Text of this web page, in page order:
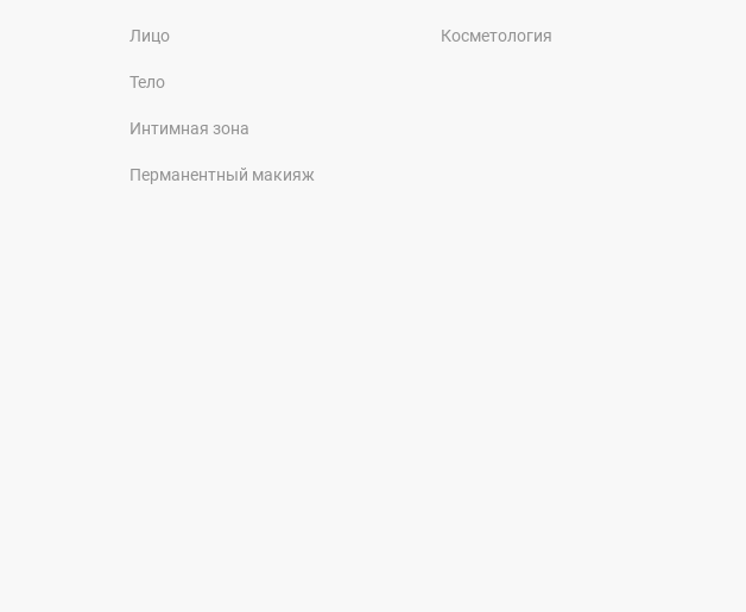
Лицо
Тело
Интимная зона
Перманентный макияж
Косметология